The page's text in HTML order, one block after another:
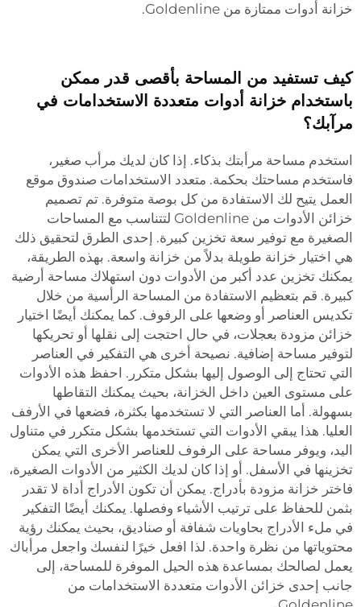
خزانة أدوات ممتازة من Goldenline.
كيف تستفيد من المساحة بأقصى قدر ممكن
باستخدام خزانة أدوات متعددة الاستخدامات في
مرآبك؟
استخدم مساحة مرأبتك بذكاء. إذا كان لديك مرأب صغير،
فاستخدم مساحتك بحكمة. متعدد الاستخدامات صندوق موقع
العمل يتيح لك الاستفادة من كل بوصة متوفرة. تم تصميم
خزائن الأدوات من Goldenline لتتناسب مع المساحات
الصغيرة مع توفير سعة تخزين كبيرة. إحدى الطرق لتحقيق ذلك
هي اختيار خزانة طويلة بدلاً من خزانة واسعة. بهذه الطريقة،
يمكنك تخزين عدد أكبر من الأدوات دون استهلاك مساحة أرضية
كبيرة. قم بتعظيم الاستفادة من المساحة الرأسية من خلال
تكديس العناصر أو وضعها على الرفوف. كما يمكنك أيضًا اختيار
خزائن مزودة بعجلات، في حال احتجت إلى نقلها أو تحريكها
لتوفير مساحة إضافية. نصيحة أخرى هي التفكير في العناصر
التي تحتاج إلى الوصول إليها بشكل متكرر. احفظ هذه الأدوات
على مستوى العين داخل الخزانة، بحيث يمكنك التقاطها
بسهولة. أما العناصر التي لا تستخدمها بكثرة، فضعها في الأرفف
العليا. هذا يبقي الأدوات التي تستخدمها بشكل متكرر في متناول
اليد، ويوفر مساحة على الرفوف للعناصر الأخرى التي يمكن
تخزينها في الأسفل. أو إذا كان لديك الكثير من الأدوات الصغيرة،
فاختر خزانة مزودة بأدراج. يمكن أن تكون الأدراج أداة لا تقدر
بثمن للحفاظ على ترتيب الأشياء وفصلها. يمكنك أيضًا التفكير
في ملء الأدراج بحاويات شفافة أو صناديق، بحيث يمكنك رؤية
محتوياتها من نظرة واحدة. لذا افعل خيرًا لنفسك واجعل مرأباك
يعمل لصالحك بمساعدة هذه الحيل الموفرة للمساحة، إلى
جانب إحدى خزائن الأدوات متعددة الاستخدامات من